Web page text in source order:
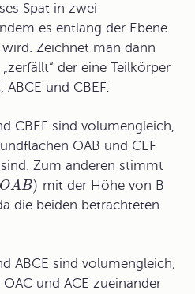
Spat in zwei
es entlang der Ebene
Zeichnet man dann
der eine Teilkörper
ABCE und CBEF:
CBEF sind volumengleich,
OAB und CEF
Zum anderen stimmt
OAB) mit der Höhe von B
die beiden betrachteten
ABCE sind volumengleich,
und ACE zueinander